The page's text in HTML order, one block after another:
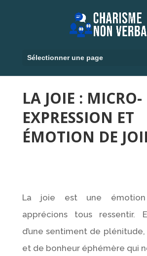
Sélectionner une page
LA JOIE : MICRO-
EXPRESSION ET
ÉMOTION DE
La joie est une
apprécions tous ressentir.
d’une sentiment de
et de bonheur éphémère qui